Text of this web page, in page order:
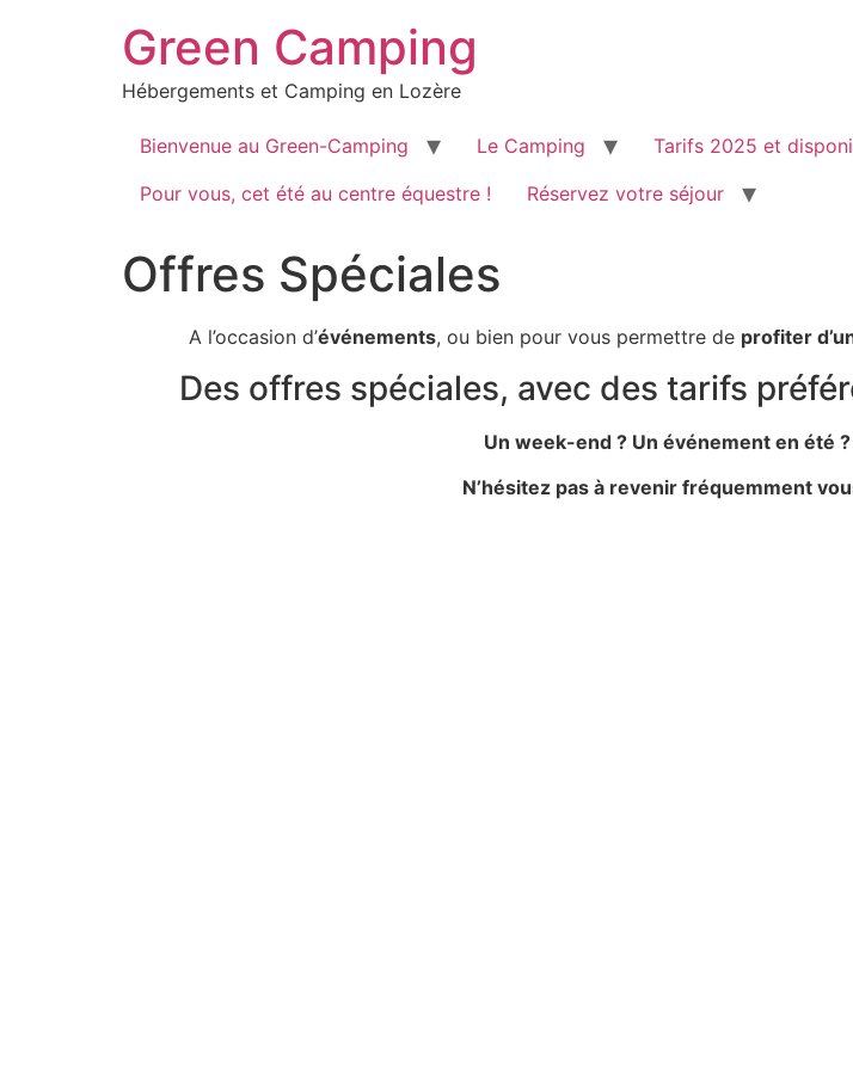
Green Camping
Hébergements et Camping en Lozère
Bienvenue au Green-Camping Le Camping Tarifs 2025 et
Pour vous, cet été au centre équestre !
Réservez votre séjour
Offres Spéciales
A l’occasion d’événements, ou bien pour vous permettre de profiter
Des offres spéciales, avec des tarifs
Un week-end ? Un événement en été
N’hésitez pas à revenir fréquemment